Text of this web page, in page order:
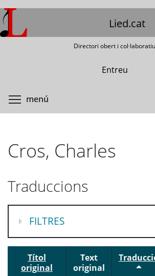
Vés
al
contingut
Lied.cat
Directori obert i col·laboratiu
Entreu
menú
Cros, Charles
Traduccions
MOSTRA
FILTRES
Títol
original
Text
original